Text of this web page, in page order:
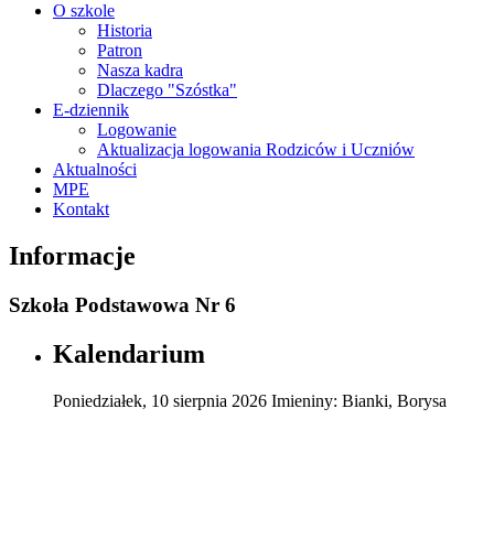
O szkole
Historia
Patron
Nasza kadra
Dlaczego "Szóstka"
E-dziennik
Logowanie
Aktualizacja logowania Rodziców i Uczniów
Aktualności
MPE
Kontakt
Informacje
Szkoła Podstawowa Nr 6
Kalendarium
Poniedziałek, 10 sierpnia 2026 Imieniny: Bianki, Borysa